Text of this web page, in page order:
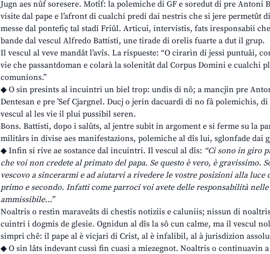
Jugn aes nûf soresere. Motîf: la polemiche di GF e soredut di pre Antoni
visite dal pape e l’afront di cualchi predi dai nestris che si jere permetût
messe dal pontefiç tal stadi Friûl. Articui, intervistis, fats iresponsabii
bande dal vescul Alfredo Battisti, une tirade di orelis fuarte a dut il grup.
Il vescul al veve mandât l’avîs. La rispueste: “O cirarìn di jessi puntuâi,
vie che passantdoman e colarà la solenitât dal Corpus Domini e cualchi
comunions.”
◆ O sin presints al incuintri un biel trop: undis di nô; a mancjin pre
Dentesan e pre ’Sef Cjargnel. Ducj o jerin dacuardi di no fâ polemichis,
vescul al les vie il plui pussibil seren.
Bons. Battisti, dopo i salûts, al jentre subit in argoment e si ferme su la
militârs in divise aes manifestazions, polemiche al dîs lui, sglonfade dai
◆ Infin si rive ae sostance dal incuintri. Il vescul al dîs: “Ci sono in giro
che voi non credete al primato del papa. Se questo è vero, è gravissimo.
vescovo a sincerarmi e ad aiutarvi a rivedere le vostre posizioni alla luce
primo e secondo. Infatti come parroci voi avete delle responsabilità
ammissibile…”
Noaltris o restìn maraveâts di chestis notiziis e caluniis; nissun di
cuintri i dogmis de glesie. Ognidun al dîs la sô cun calme, ma il vescul
simpri chê: il pape al è vicjari di Crist, al è infalibil, al à jurisdizion
◆ O sin lâts indevant cussì fin cuasi a miezegnot. Noaltris o continuavin